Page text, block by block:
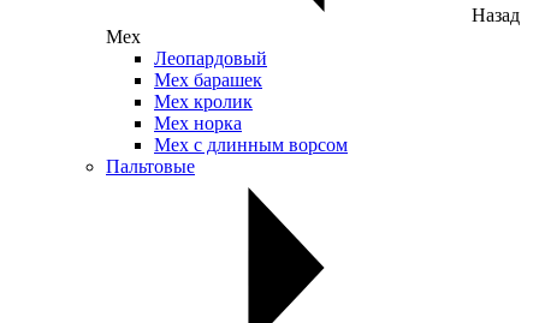
Назад
Мех
Леопардовый
Мех барашек
Мех кролик
Мех норка
Мех с длинным ворсом
Пальтовые